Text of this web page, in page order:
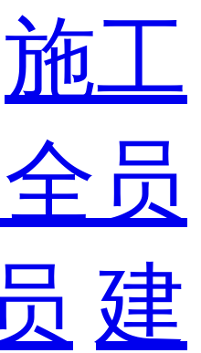
施工
员
建